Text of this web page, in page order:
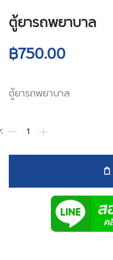
ตู้ยารถพยาบาล
฿750.00
ตู้ยารถพยาบาล